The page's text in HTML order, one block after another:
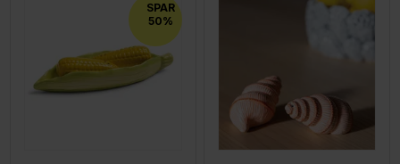
SPAR
50%